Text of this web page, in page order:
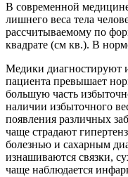
В современной
лишнего веса тела
рассчитываемому по
квадрате (см кв.). В
Медики диагностируют
пациента превышает
большую часть
наличии избыточного
появления различных
чаще страдают
болезнью и сахарным
изнашиваются связки,
чаще наблюдается